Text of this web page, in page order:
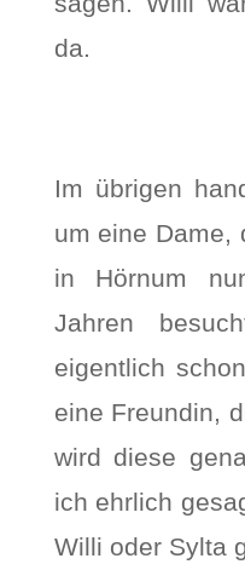
da.
Im übrigen
um eine Dame,
in Hörnum
Jahren
eigentlich
eine Freundin,
wird diese
ich ehrlich
Willi oder Sylta